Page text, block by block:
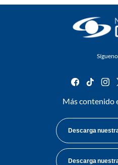
facebook
tiktok
Más contenido
Descarga
Descarga